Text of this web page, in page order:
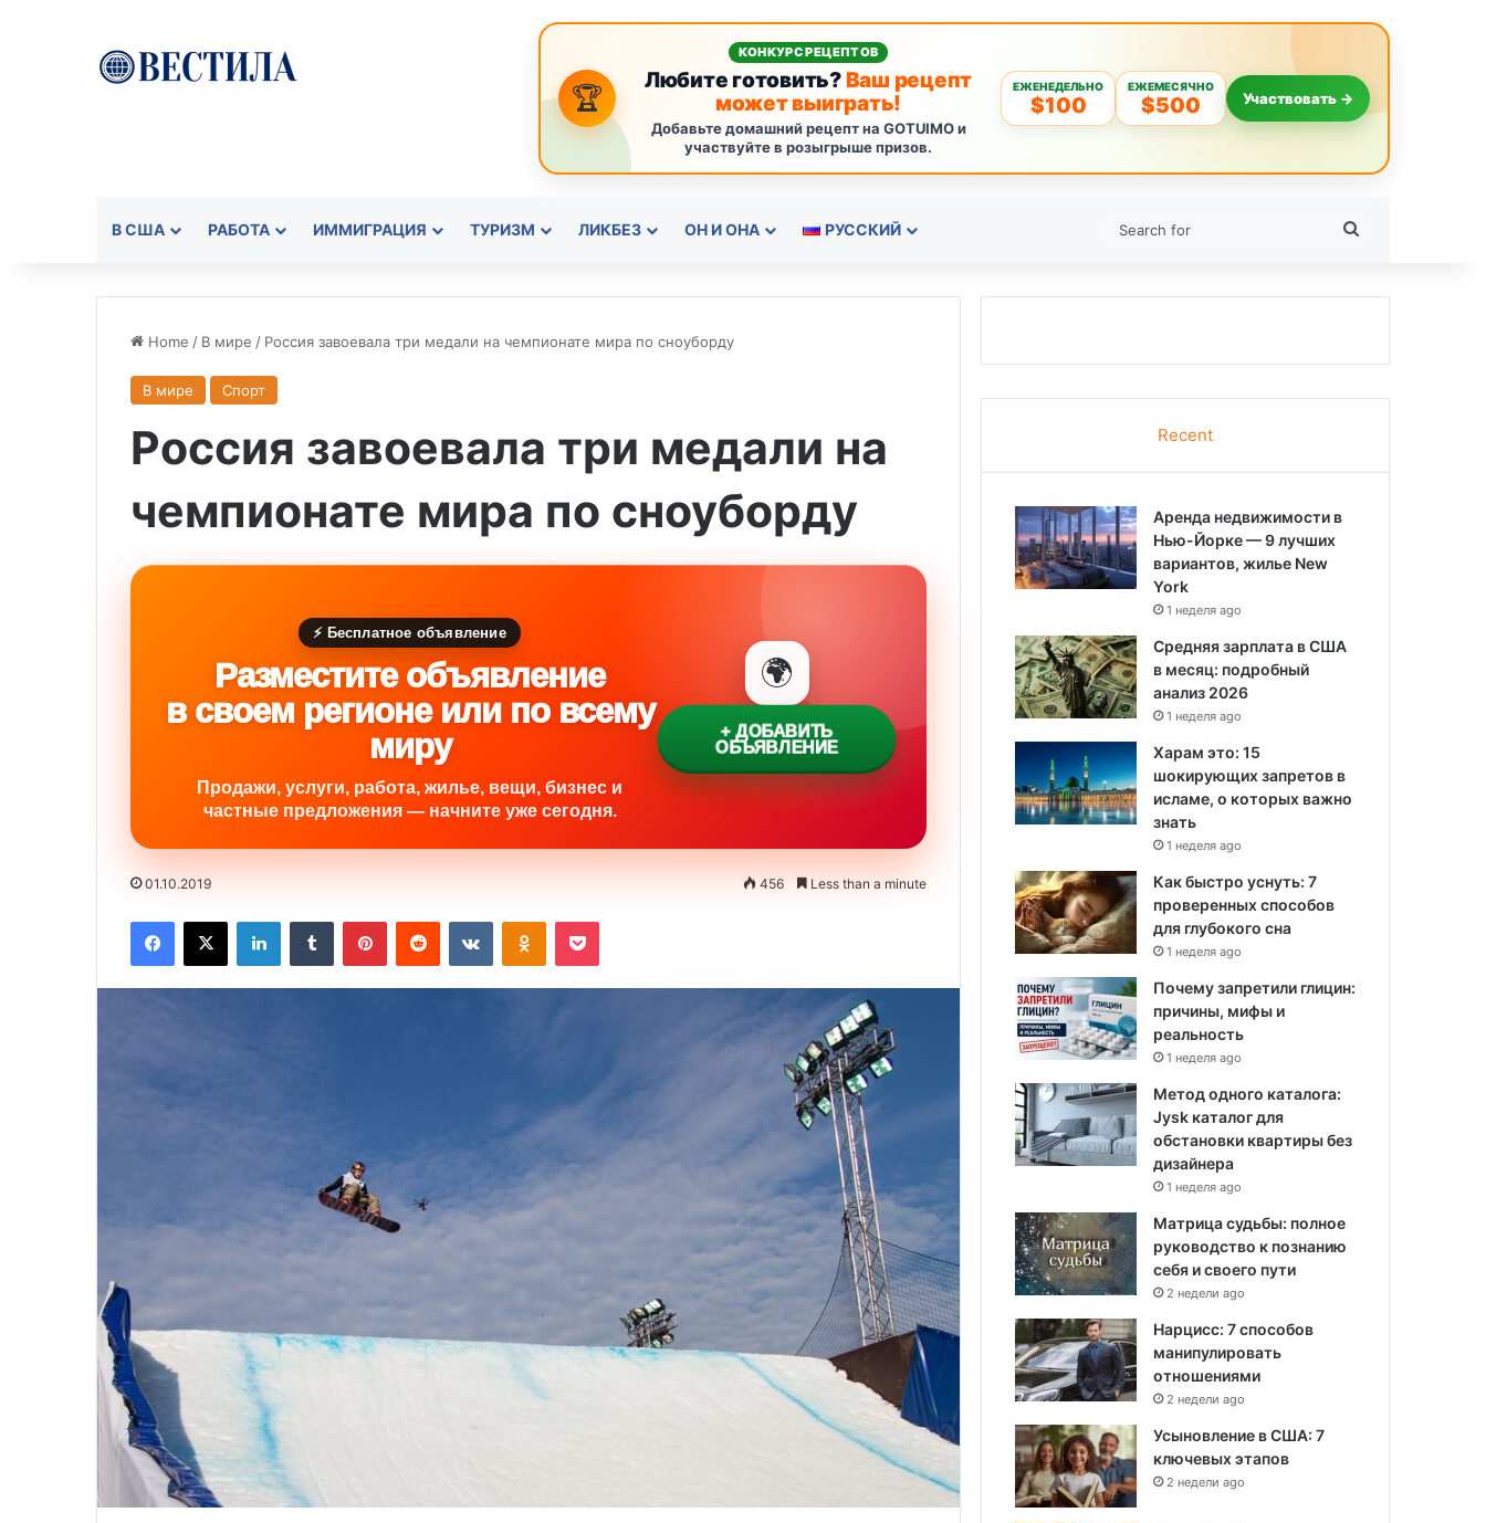
🏆
КОНКУРС РЕЦЕПТОВ
Любите готовить?Ваш рецепт
может выиграть!
Добавьте домашний рецепт на GOTUIMO и
участвуйте в розыгрыше призов.
ЕЖЕНЕДЕЛЬНО
$100
ЕЖЕМЕСЯЧНО
$500 Участвовать →
В США РАБОТА ИММИГРАЦИЯ ТУРИЗМ ЛИКБЕЗ ОН И ОНА РУССКИЙ
Home / В мире / Россия завоевала три медали на чемпионате мира по сноуборду
В мире Спорт
Россия завоевала три медали на
чемпионате мира по сноуборду
⚡ Бесплатное объявление
Разместите объявление
в своем регионе или по всему
миру
Продажи, услуги, работа, жилье, вещи, бизнес и
частные предложения — начните уже сегодня.
🌍
+ ДОБАВИТЬ
ОБЪЯВЛЕНИЕ
01.10.2019 456 Less than a minute
Recent
Аренда недвижимости в
Нью-Йорке — 9 лучших
вариантов, жилье New
York
1 неделя ago
Средняя зарплата в США
в месяц: подробный
анализ 2026
1 неделя ago
Харам это: 15
шокирующих запретов в
исламе, о которых важно
знать
1 неделя ago
Как быстро уснуть: 7
проверенных способов
для глубокого сна
1 неделя ago
Почему запретили глицин:
причины, мифы и
реальность
1 неделя ago
Метод одного каталога:
Jysk каталог для
обстановки квартиры без
дизайнера
1 неделя ago
Матрица судьбы: полное
руководство к познанию
себя и своего пути
2 недели ago
Нарцисс: 7 способов
манипулировать
отношениями
2 недели ago
Усыновление в США: 7
ключевых этапов
2 недели ago